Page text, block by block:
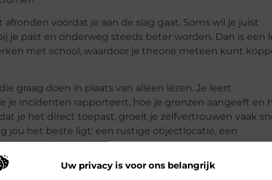
Uw privacy is voor ons belangrijk
voordat je aan de slag gaat. Soms wil je juist
past en onderweg steeds beter worden. Dan is een
met school, waardoor je theorie meteen kunt
graag doen in plaats van alleen lezen. Je leert
je incidenten rapporteert, hoe je grenzen aangeeft en
je het direct toepast, groeit je zelfvertrouwen vaak
jou het beste ligt: een rustige objectlocatie, een
omgeving.